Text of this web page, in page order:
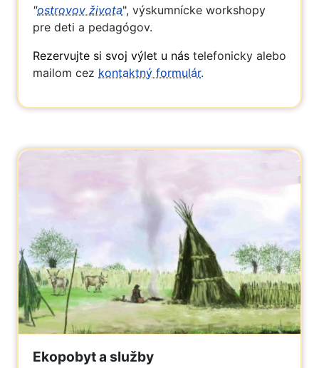
"ostrovov života", výskumnícke workshopy
pre deti a pedagógov.
Rezervujte si svoj výlet u nás telefonicky alebo
mailom cez kontaktný formulár.
Ekopobyt a služby